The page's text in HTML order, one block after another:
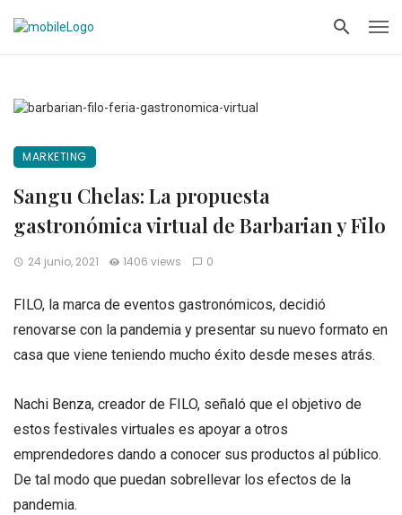
MARKETING
Sangu Chelas: La propuesta
gastronómica virtual de Barbarian y Filo
24 junio, 2021 1406 views 0
FILO, la marca de eventos gastronómicos, decidió
renovarse con la pandemia y presentar su nuevo formato en
casa que viene teniendo mucho éxito desde meses atrás.
Nachi Benza, creador de FILO, señaló que el objetivo de
estos festivales virtuales es apoyar a otros
emprendedores dando a conocer sus productos al público.
De tal modo que puedan sobrellevar los efectos de la
pandemia.